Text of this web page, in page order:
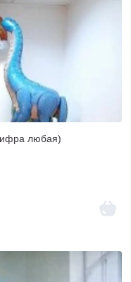
любая)